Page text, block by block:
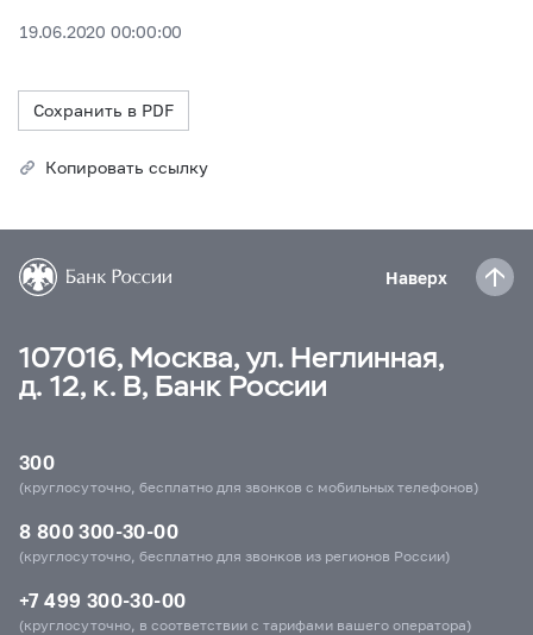
19.06.2020 00:00:00
Сохранить в PDF
Копировать ссылку
Наверх
107016, Москва, ул. Неглинная,
д. 12, к. В, Банк России
300
(круглосуточно, бесплатно для звонков с мобильных телефонов)
8 800 300-30-00
(круглосуточно, бесплатно для звонков из регионов России)
+7 499 300-30-00
(круглосуточно, в соответствии с тарифами вашего оператора)